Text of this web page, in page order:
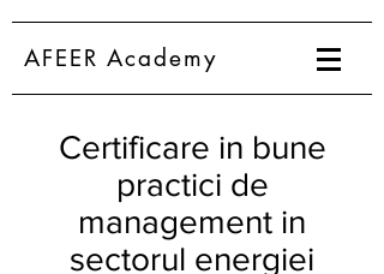
AFEER Academy
Certificare in bune
practici de
management in
sectorul energiei